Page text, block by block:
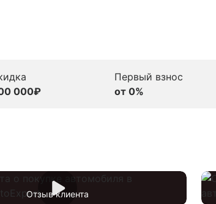
000₽
Первый взнос
от 0%
Отзыв клиента